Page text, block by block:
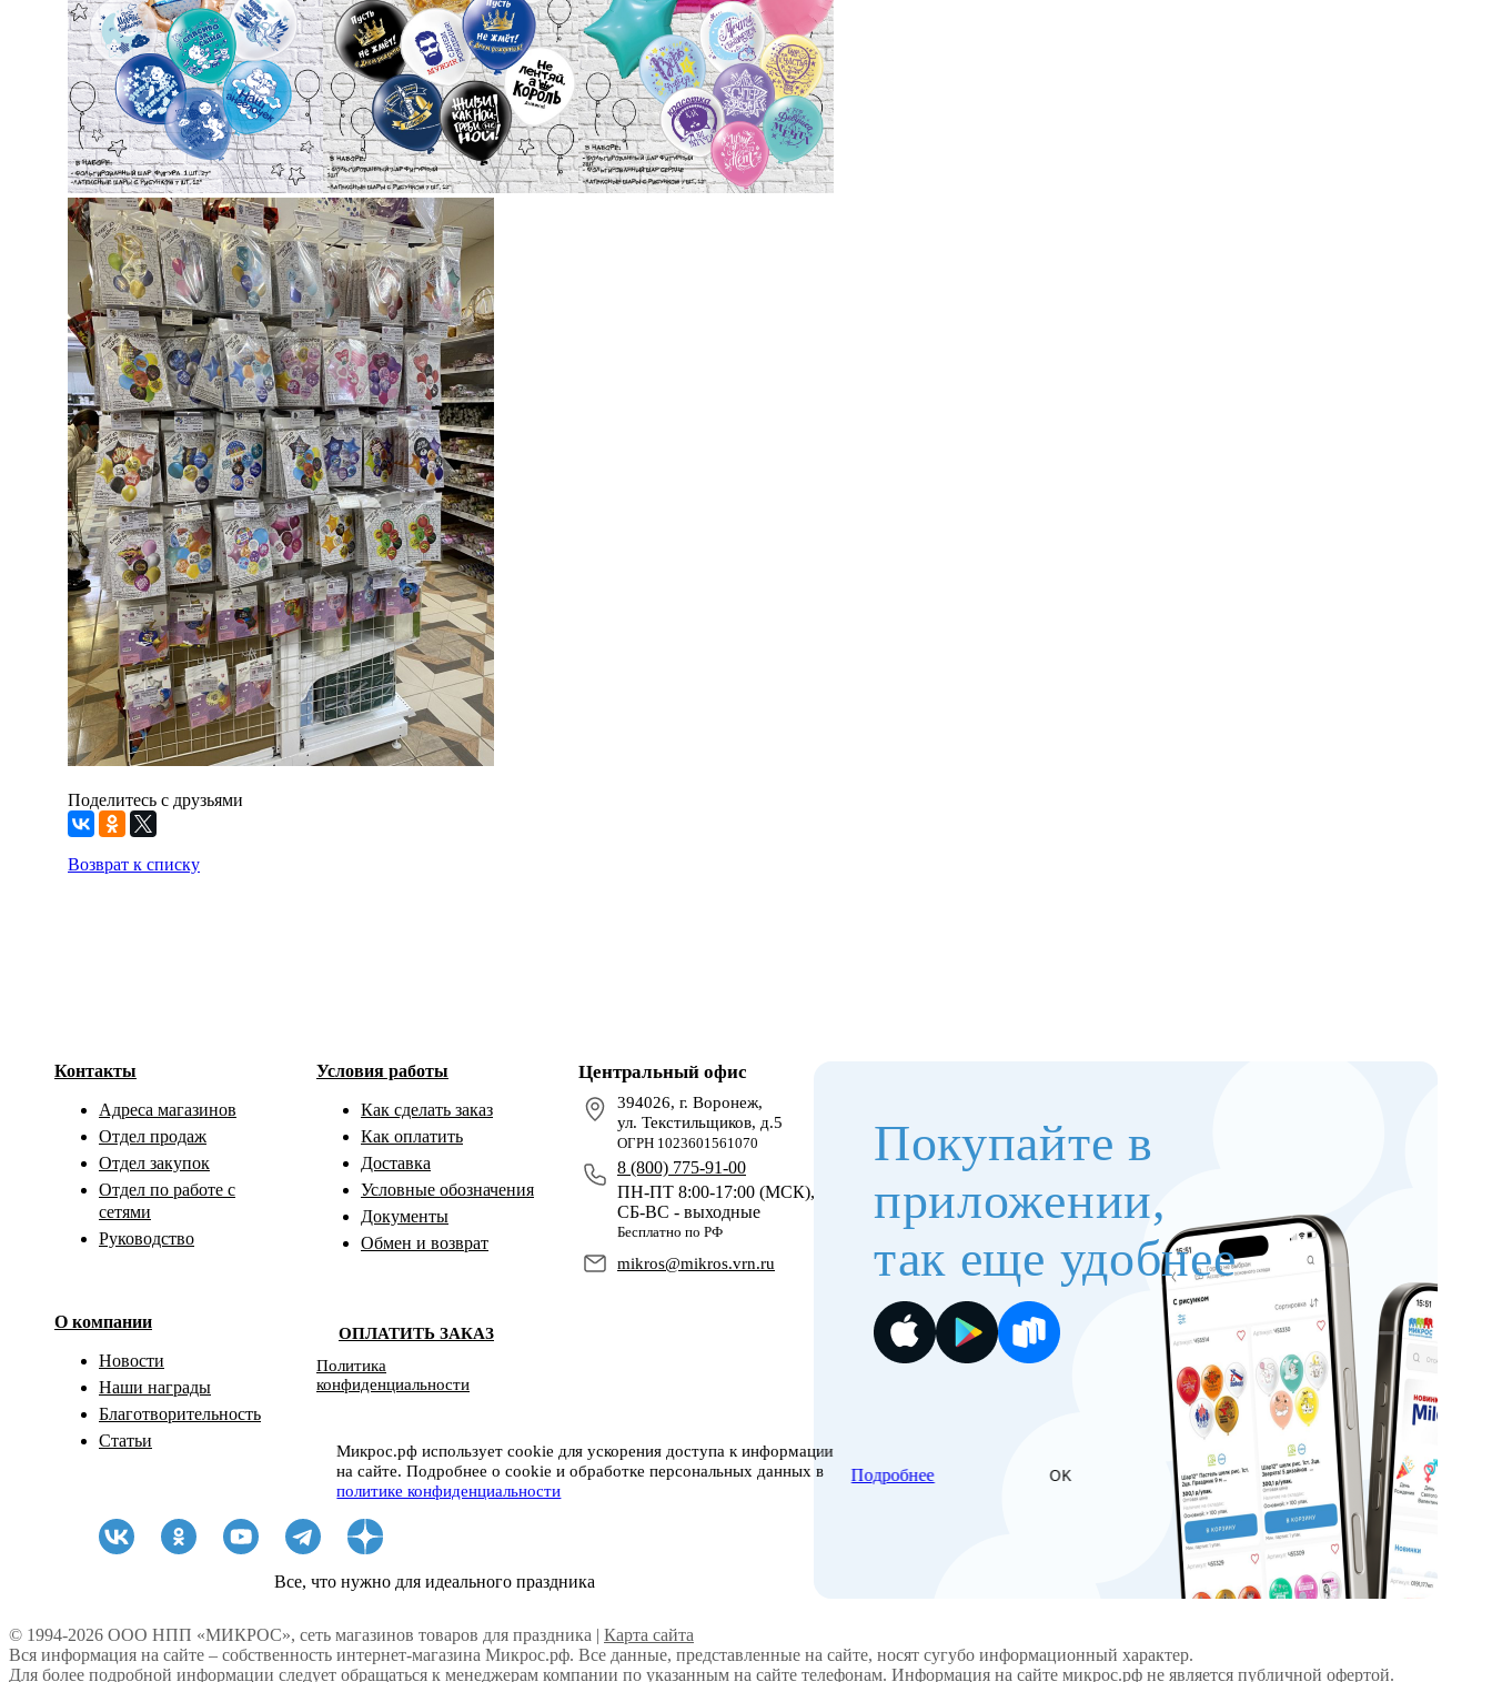
Поделитесь с друзьями
Возврат к списку
Микрос.рф использует cookie для ускорения доступа к информации
на сайте. Подробнее о cookie и обработке персональных данных в
политике конфиденциальности
Подробнее OK
Центральный офис
394026, г. Воронеж,
ул. Текстильщиков, д.5
ОГРН 1023601561070
8 (800) 775-91-00
ПН-ПТ 8:00-17:00 (МСК),
СБ-ВС - выходные
Бесплатно по РФ
mikros@mikros.vrn.ru
Контакты
Адреса магазинов
Отдел продаж
Отдел закупок
Отдел по работе с
сетями
Руководство
О компании
Новости
Наши награды
Благотворительность
Статьи
Условия работы
Как сделать заказ
Как оплатить
Доставка
Условные обозначения
Документы
Обмен и возврат
ОПЛАТИТЬ ЗАКАЗ
Политика
конфиденциальности
Все, что нужно для идеального праздника
Покупайте в
приложении,
так еще удобнее
© 1994-2026 ООО НПП «МИКРОС», сеть магазинов товаров для праздника | Карта сайта
Вся информация на сайте – собственность интернет-магазина Микрос.рф. Все данные, представленные на сайте, носят сугубо информационный характер.
Для более подробной информации следует обращаться к менеджерам компании по указанным на сайте телефонам. Информация на сайте микрос.рф не является публичной офертой.